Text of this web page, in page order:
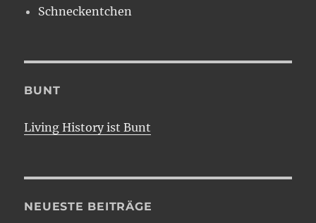
Schneckentchen
BUNT
Living History ist Bunt
NEUESTE BEITRÄGE